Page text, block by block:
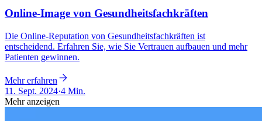
Online-Image von Gesundheitsfachkräften
Die Online-Reputation von Gesundheitsfachkräften ist
entscheidend. Erfahren Sie, wie Sie Vertrauen aufbauen und mehr
Patienten gewinnen.
Mehr erfahren
11. Sept. 2024·4 Min.
Mehr anzeigen